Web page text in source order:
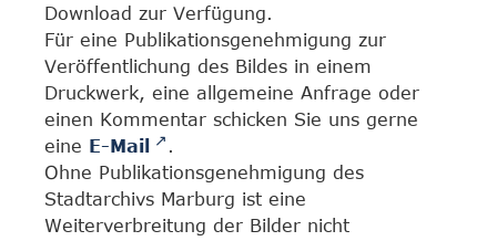
Download zur Verfügung.
Für eine Publikationsgenehmigung zur
Veröffentlichung des Bildes in einem
Druckwerk, eine allgemeine Anfrage oder
einen Kommentar schicken Sie uns gerne
eine E-Mail
.
Ohne Publikationsgenehmigung des
Stadtarchivs Marburg ist eine
Weiterverbreitung der Bilder nicht